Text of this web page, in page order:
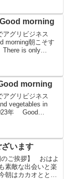
morning
アグリビジネス
朝こそす
is only
morning
アグリビジネス
vegetables in
年 Good
います
ご挨拶】 おはよ
素敵な出会いと楽
朝はカカオととも